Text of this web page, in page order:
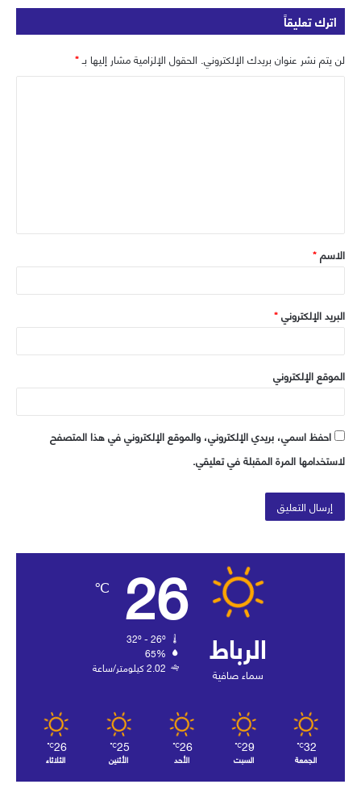
و
ق
ع
ا
ي
س
و
و
ي
ر
س
ت
ق
ر
اترك تعليقاً
لن يتم نشر عنوان بريدك الإلكتروني. الحقول الإلزامية مشار إليها بـ*
ق
*
الاسم*
البريد الإلكتروني*
الموقع الإلكتروني
احفظ اسمي، بريدي الإلكتروني، والموقع الإلكتروني في هذا المتصفح
لاستخدامها المرة المقبلة في تعليقي.
الرباط
سماء صافية
26
℃
65%
2.02 كيلومتر/ساعة
32
℃
الجمعة
29
℃
السبت
26
℃
الأحد
25
℃
الأثنين
26
℃
الثلاثاء